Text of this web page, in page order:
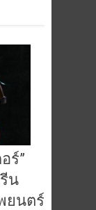
ร์”
น
ยนตร์